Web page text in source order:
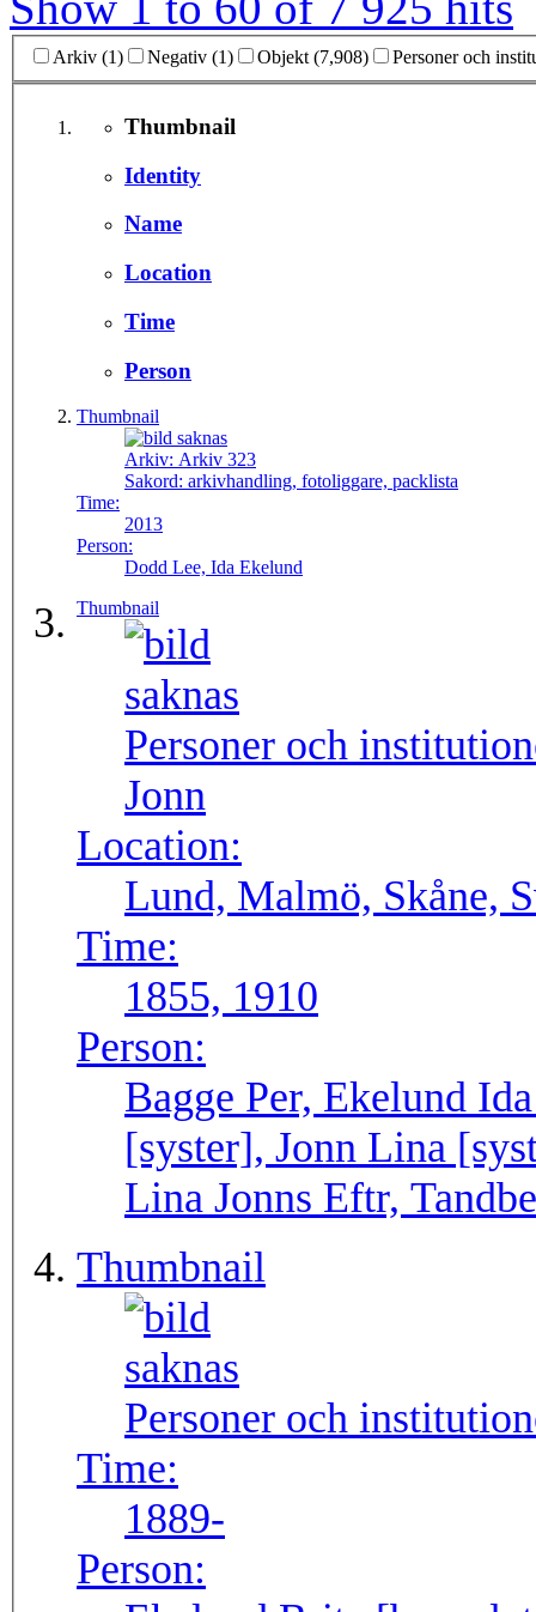
Arkiv (1) Negativ (1) Objekt (7,908) Personer och
Thumbnail
Identity
Name
Location
Time
Person
Thumbnail
Arkiv: Arkiv 323
Sakord: arkivhandling, fotoliggare, packlista
Time:
2013
Person:
Dodd Lee, Ida Ekelund
Thumbnail
Personer och
Jonn
Location:
Lund, Malmö, Skåne,
Time:
1855, 1910
Person:
Bagge Per, Ekelund
[syster], Jonn Lina
Lina Jonns Eftr,
Thumbnail
Personer och
Time:
1889-
Person: